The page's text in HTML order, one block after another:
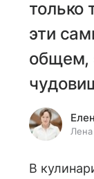
только
эти
общем,
В